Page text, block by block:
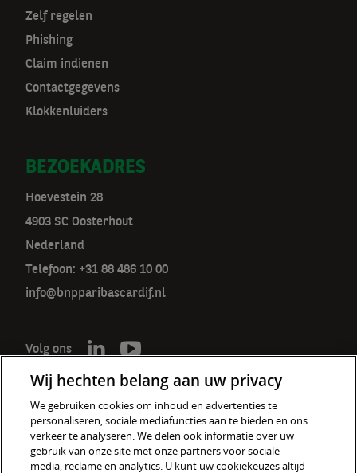
Zelf regelen
Phishing
Claim indienen
Contactgegevens
Klokkenluiders
BEZOEKADRES
Hoevestein 28
4903 SC Oosterhout
Nederland
Telefoon: +31 88 486 10 00
info@bnpparibascardif.nl
Volg ons
De verzekeraar voor een wereld
Wij hechten belang aan uw privacy
We gebruiken cookies om inhoud en advertenties te
personaliseren, sociale mediafuncties aan te bieden en ons
verkeer te analyseren. We delen ook informatie over uw
gebruik van onze site met onze partners voor sociale
media, reclame en analytics. U kunt uw cookiekeuzes altijd